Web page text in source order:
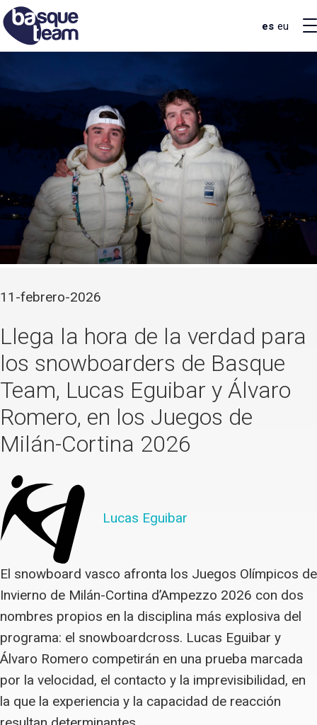
es eu
11-febrero-2026
Llega la hora de la verdad para
los snowboarders de Basque
Team, Lucas Eguibar y Álvaro
Romero, en los Juegos de
Milán-Cortina 2026
Lucas Eguibar
El snowboard vasco afronta los Juegos Olímpicos de
Invierno de Milán-Cortina d’Ampezzo 2026 con dos
nombres propios en la disciplina más explosiva del
programa: el snowboardcross. Lucas Eguibar y
Álvaro Romero competirán en una prueba marcada
por la velocidad, el contacto y la imprevisibilidad, en
la que la experiencia y la capacidad de reacción